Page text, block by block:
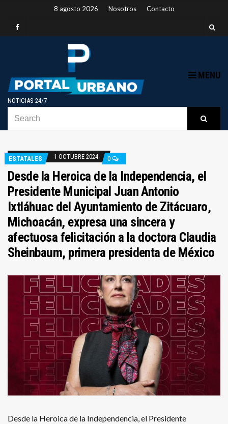
8 agosto 2026 Nosotros Contacto
NOTICIAS 24/7
MENU
ESTATALES 1 OCTUBRE 2024 0
Desde la Heroica de la Independencia, el
Presidente Municipal Juan Antonio
Ixtláhuac del Ayuntamiento de Zitácuaro,
Michoacán, expresa una sincera y
afectuosa felicitación a la doctora Claudia
Sheinbaum, primera presidenta de México
Desde la Heroica de la Independencia, el Presidente